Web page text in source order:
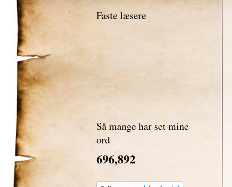
Faste læsere
Så mange har set mine
ord
696,892